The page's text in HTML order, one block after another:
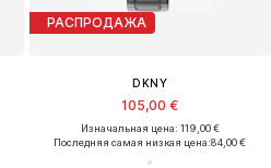
РАСПРОДАЖА
DKNY
105,00 €
Изначальная цена: 119,00 €
Последняя самая низкая цена:84,00 €